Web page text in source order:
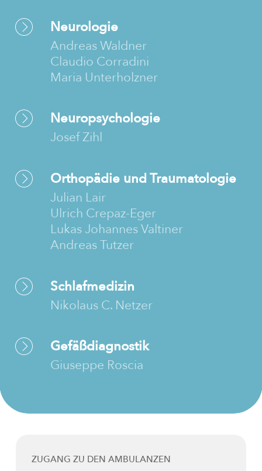
Neurologie
Andreas Waldner
Claudio Corradini
Maria Unterholzner
Neuropsychologie
Josef Zihl
Orthopädie und Traumatologie
Julian Lair
Ulrich Crepaz-Eger
Lukas Johannes Valtiner
Andreas Tutzer
Schlafmedizin
Nikolaus C. Netzer
Gefäßdiagnostik
Giuseppe Roscia
ZUGANG ZU DEN AMBULANZEN